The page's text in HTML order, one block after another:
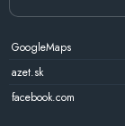
GoogleMaps
azet.sk
facebook.com